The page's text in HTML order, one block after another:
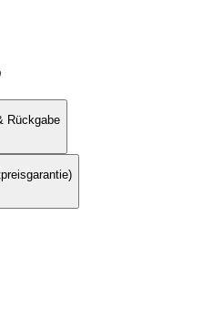
Rückgabe